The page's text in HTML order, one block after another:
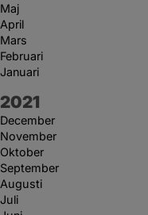
Maj
April
Mars
Februari
Januari
År:
2021
December
November
Oktober
September
Augusti
Juli